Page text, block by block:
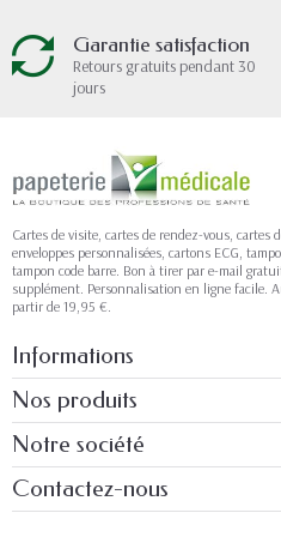
entre vos mentions
administratives habituelles.
est important : lescartes
Code facilitent l'accès
vous en ligne. Le code
profil Doctolib ou Maiia,
appels liés à la
d'impression du code et
un visuel trop chargé nuit
souvent sur base bleue ou
lisible pour cet usage.
Intégration digitale pour
Lacarte de visite de
Garantie satisfaction
Retours gratuits pendant 30
jours
Cartes de visite, cartes de rendez-vous, cartes
enveloppes personnalisées, cartons ECG,
tampon code barre. Bon à tirer par e-mail
supplément. Personnalisation en ligne facile.
partir de 19,95 €.
Informations
Nos produits
Notre société
Contactez-nous